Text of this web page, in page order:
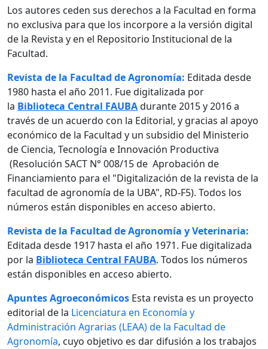
Los autores ceden sus derechos a la Facultad en forma
no exclusiva para que los incorpore a la versión digital
de la Revista y en el Repositorio Institucional de la
Facultad.
Revista de la Facultad de Agronomía: Editada desde
1980 hasta el año 2011. Fue digitalizada por
la Biblioteca Central FAUBAdurante 2015 y 2016 a
través de un acuerdo con la Editorial, y gracias al apoyo
económico de la Facultad y un subsidio del Ministerio
de Ciencia, Tecnología e Innovación Productiva
(Resolución SACT N° 008/15 de Aprobación de
Financiamiento para el "Digitalización de la revista de la
facultad de agronomía de la UBA", RD-F5). Todos los
números están disponibles en acceso abierto.
Revista de la Facultad de Agronomía y Veterinaria:
Editada desde 1917 hasta el año 1971. Fue digitalizada
por la Biblioteca Central FAUBA. Todos los números
están disponibles en acceso abierto.
Apuntes Agroeconómicos Esta revista es un proyecto
editorial de la Licenciatura en Economía y
Administración Agrarias (LEAA) de la Facultad de
Agronomía, cuyo objetivo es dar difusión a los trabajos